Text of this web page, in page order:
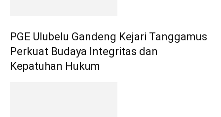
PGE Ulubelu Gandeng Kejari Tanggamus
Perkuat Budaya Integritas dan
Kepatuhan Hukum